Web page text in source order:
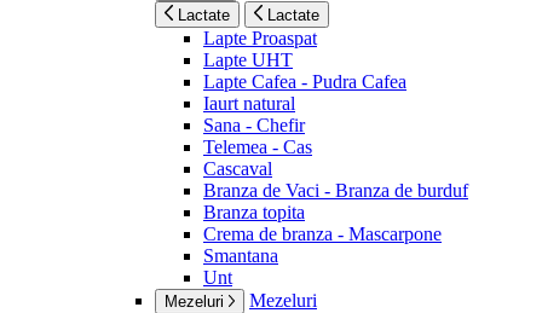
Lactate Lactate
Lapte Proaspat
Lapte UHT
Lapte Cafea - Pudra Cafea
Iaurt natural
Sana - Chefir
Telemea - Cas
Cascaval
Branza de Vaci - Branza de burduf
Branza topita
Crema de branza - Mascarpone
Smantana
Unt
Mezeluri Mezeluri